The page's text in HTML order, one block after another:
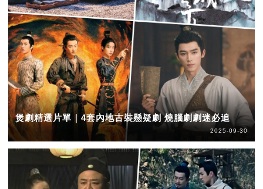
煲劇精選片單｜4套內地古裝懸疑劇 燒腦劇劇迷必追
2025-09-30